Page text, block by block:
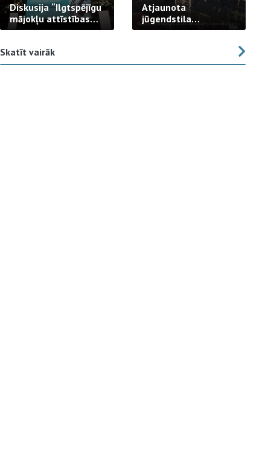
Diskusija “Ilgtspējīgu
mājokļu attīstības
izaicinājums”
Atjaunota
jūgendstila
arhitektūras pērles
Skatīt vairāk